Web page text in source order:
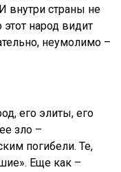
внутри страны не
народ видит
неумолимо –
его элиты, его
зло –
погибели. Те,
Еще как –